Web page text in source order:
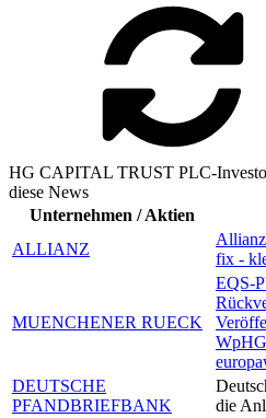
HG CAPITAL TRUST PLC-
diese News
Unternehmen / Aktien
ALLIANZ
fix -
MUENCHENER RUECK
EQS-
DEUTSCHE
PFANDBRIEFBANK
die